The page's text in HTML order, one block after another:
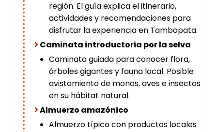
región. El guía explica el itinerario,
actividades y recomendaciones para
disfrutar la experiencia en Tambopata.
Caminata introductoria por la selva
Caminata guiada para conocer flora,
árboles gigantes y fauna local. Posible
avistamiento de monos, aves e insectos
en su hábitat natural.
Almuerzo amazónico
Almuerzo típico con productos locales